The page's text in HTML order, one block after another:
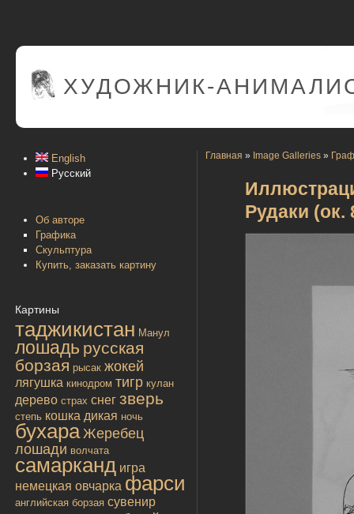
ХУДОЖНИК-
English
Русский
Об авторе
Графика
Скульптура
Купить, заказать картину
Картины
таджикистан Манул
лошадь русская
борзая рысак жокей
лягушка кинодром тигр кулан
дерево страх снег зверь
степь кошка дикая ночь
бухара Жеребец
лошади волчата
самарканд игра
немецкая овчарка фарси
английская борзая сувенир
Главная » Image Galleries »
Рудаки (ок.